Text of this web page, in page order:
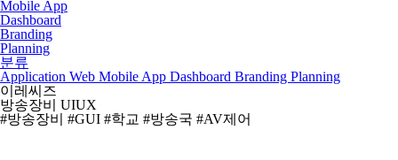
Mobile App
Dashboard
Branding
Planning
분류
Application Web Mobile App Dashboard Branding Planning
이레씨즈
방송장비 UIUX
#방송장비
#GUI #학교 #방송국 #AV제어